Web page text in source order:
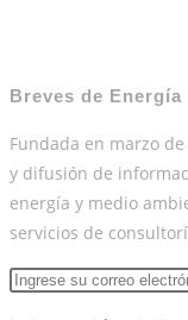
Breves de Energía
Fundada en marzo
y difusión de
energía y medio
servicios de